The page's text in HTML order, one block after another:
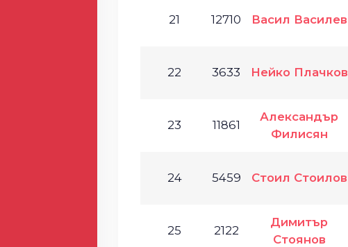
21 12710 Васил Василев
22 3633 Нейко Плачков
23 11861
Александър
Филисян
24 5459 Стоил Стоилов
25 2122
Димитър
Стоянов